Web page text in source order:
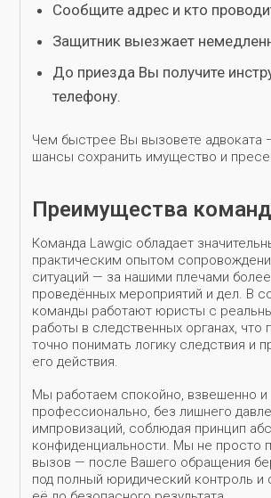
Сообщите адрес и кто
Защитник выезжает
До приезда Вы получите
телефону.
Чем быстрее Вы вызовете адвоката
шансы сохранить имущество и
Преимущества
Команда Lawgic обладает
практическим опытом
ситуаций — за нашими плечами
проведённых мероприятий и дел. В
команды работают юристы с
работы в следственных органах, что
точно понимать логику следствия и
его действия.
Мы работаем спокойно, взвешенно и
профессионально, без лишнего
импровизаций, соблюдая принцип
конфиденциальности. Мы не просто
вызов — после Вашего обращения
под полный юридический контроль